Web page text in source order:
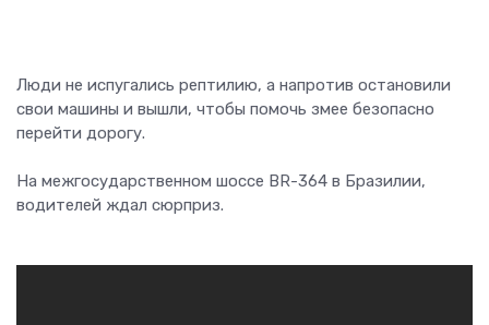
Люди не испугались рептилию, а напротив остановили
свои машины и вышли, чтобы помочь змее безопасно
перейти дорогу.
На межгосударственном шоссе BR-364 в Бразилии,
водителей ждал сюрприз.